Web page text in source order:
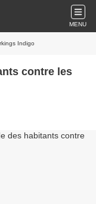
MENU
Indigo
contre les